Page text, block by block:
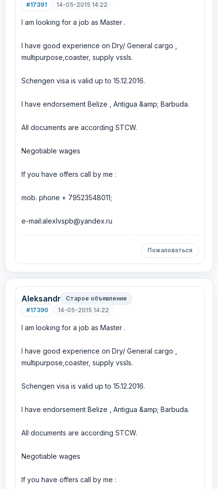
#17391 14-05-2015 14:22
I am looking for a job as Master .
I have good experience on Dry/ General cargo ,
multipurpose,coaster, supply vssls.
Schengen visa is valid up to 15.12.2016.
I have endorsement Belize , Antigua &amp; Barbuda.
All documents are according STCW.
Negotiable wages
If you have offers call by me :
mob. phone + 79523548011;
e-mail:alexlvspb@yandex.ru
Пожаловаться
Aleksandr
Старое объявление
#17390
14-05-2015 14:22
I am looking for a job as Master .
I have good experience on Dry/ General cargo ,
multipurpose,coaster, supply vssls.
Schengen visa is valid up to 15.12.2016.
I have endorsement Belize , Antigua &amp; Barbuda.
All documents are according STCW.
Negotiable wages
If you have offers call by me :